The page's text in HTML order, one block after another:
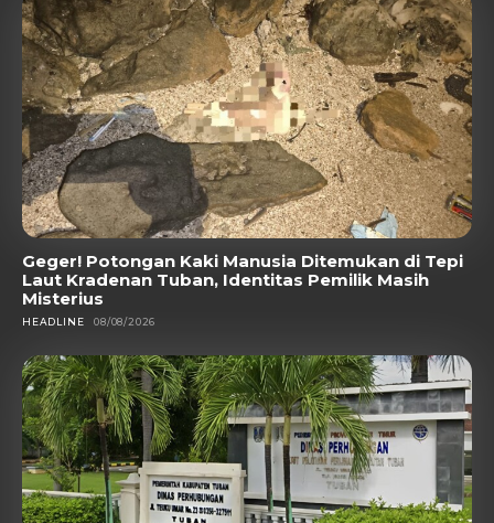
Geger! Potongan Kaki Manusia Ditemukan di Tepi
Laut Kradenan Tuban, Identitas Pemilik Masih
Misterius
HEADLINE 08/08/2026